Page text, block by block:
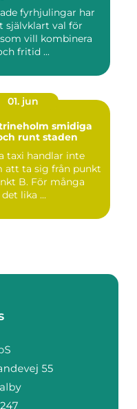
fyrhjulingar har
självklart val för
vill kombinera
fritid ...
01. jun
smidiga
runt staden
taxi handlar inte
att ta sig från punkt
B. För många
lika ...